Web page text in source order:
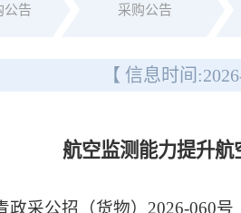
公告 采购公告
【 信息时间:
航空监测能力提升
政采公招（货物）2026-060号